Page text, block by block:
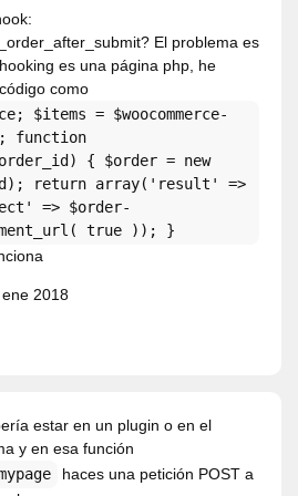
El problema es
es una página php, he
como
$items = $woocommerce-
function
{ $order = new
return array('result' =>
=> $order-
true )); }
ene 2018
estar en un plugin o en el
y en esa función
haces una petición POST a